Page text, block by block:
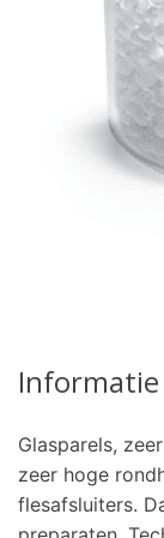
Informatie
Glasparels,
zeer hoge
flesafsluiters.